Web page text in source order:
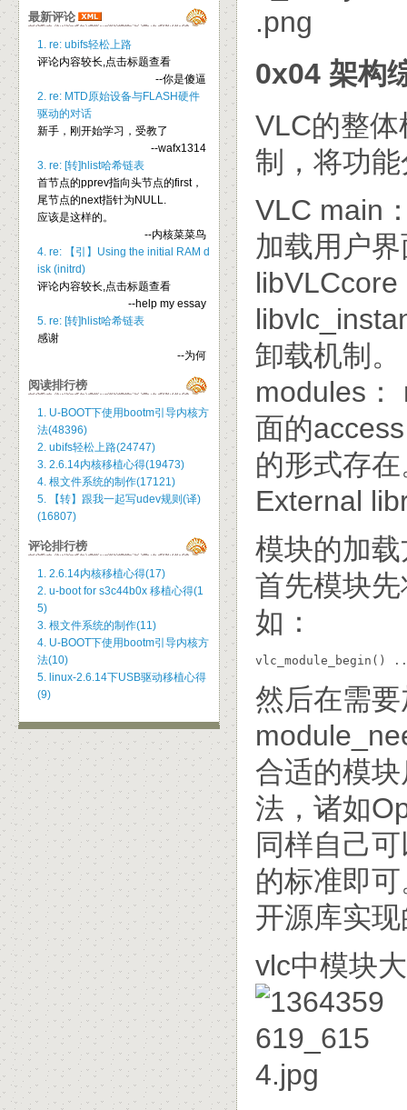
0x04 架构
VLC的整
制，将功
VLC main
加载用户
卸载机制。
modules：
面的
的形式存
External
模块的加
首先模块
如：
vlc_module_begin()
然后在需
合适的模
法，诸如
同样自己
的标准即
开源库实
vlc中模块
最新评论
1. re: ubifs轻松上路
评论内容较长,点击标题查看
--你是傻逼
2. re: MTD原始设备与FLASH硬件
驱动的对话
新手，刚开始学习，受教了
--wafx1314
3. re: [转]hlist哈希链表
首节点的pprev指向头节点的first，
尾节点的next指针为NULL.
应该是这样的。
--内核菜菜鸟
4. re: 【引】Using the initial RAM d
isk (initrd)
评论内容较长,点击标题查看
--help my essay
5. re: [转]hlist哈希链表
感谢
--为何
阅读排行榜
1. U-BOOT下使用bootm引导内核方
法(48396)
2. ubifs轻松上路(24747)
3. 2.6.14内核移植心得(19473)
4. 根文件系统的制作(17121)
5. 【转】跟我一起写udev规则(译)
(16807)
评论排行榜
1. 2.6.14内核移植心得(17)
2. u-boot for s3c44b0x 移植心得(1
5)
3. 根文件系统的制作(11)
4. U-BOOT下使用bootm引导内核方
法(10)
5. linux-2.6.14下USB驱动移植心得
(9)